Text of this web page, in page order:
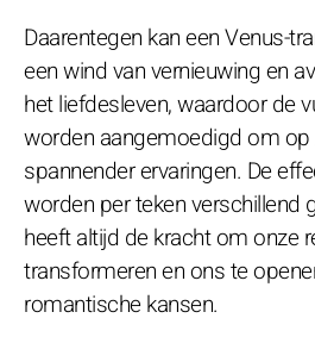
Daarentegen kan een Venus-
een wind van vernieuwing en
het liefdesleven, waardoor de
worden aangemoedigd om op
spannender ervaringen. De
worden per teken verschillend
heeft altijd de kracht om onze
transformeren en ons te
romantische kansen.